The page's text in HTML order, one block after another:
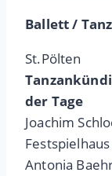
Ballett / Tanz
St.Pölten
der Tage
Joachim
Antonia